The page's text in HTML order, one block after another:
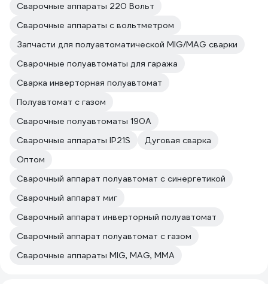
Сварочные аппараты 220 Вольт
Сварочные аппараты с вольтметром
Запчасти для полуавтоматической MIG/MAG сварки
Сварочные полуавтоматы для гаража
Сварка инверторная полуавтомат
Полуавтомат с газом
Сварочные полуавтоматы 190А
Сварочные аппараты IP21S
Дуговая сварка
Оптом
Сварочный аппарат полуавтомат с синергетикой
Сварочный аппарат миг
Сварочный аппарат инверторный полуавтомат
Сварочный аппарат полуавтомат с газом
Сварочные аппараты MIG, MAG, MMA